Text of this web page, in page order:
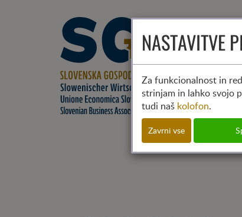
NASTAVITVE
Za funkcionalnost in
strinjam in lahko svojo
tudi naš kolofon.
Zavrni vse